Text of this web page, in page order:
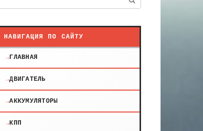
НАВИГАЦИЯ ПО САЙТУ
ГЛАВНАЯ
ДВИГАТЕЛЬ
АККУМУЛЯТОРЫ
КПП